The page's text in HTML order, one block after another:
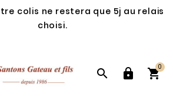
colis ne restera que 5j au relais
choisi.
  
0